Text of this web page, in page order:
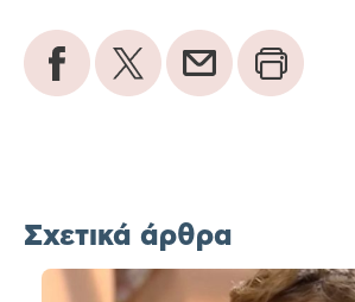
Σχετικά άρθρα